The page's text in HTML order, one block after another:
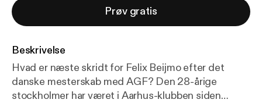
Prøv gratis
Beskrivelse
Hvad er næste skridt for Felix Beijmo efter det
danske mesterskab med AGF? Den 28-årige
stockholmer har været i Aarhus-klubben siden